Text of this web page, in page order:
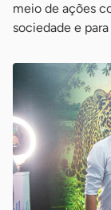
meio de ações
sociedade e